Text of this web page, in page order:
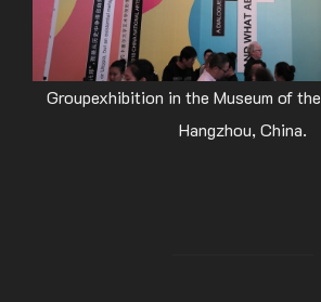
Groupexhibition in the Museum of
Hangzhou, China.